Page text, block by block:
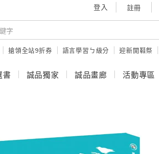
登入 註冊
搶領全站9折券 語言學習ㄅ級分 迎新開鞋祭
書 誠品獨家 誠品畫廊 活動專區